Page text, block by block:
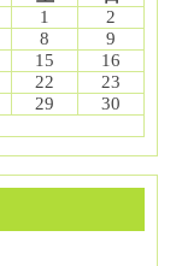
1
2
8
9
15
16
22
23
29
30